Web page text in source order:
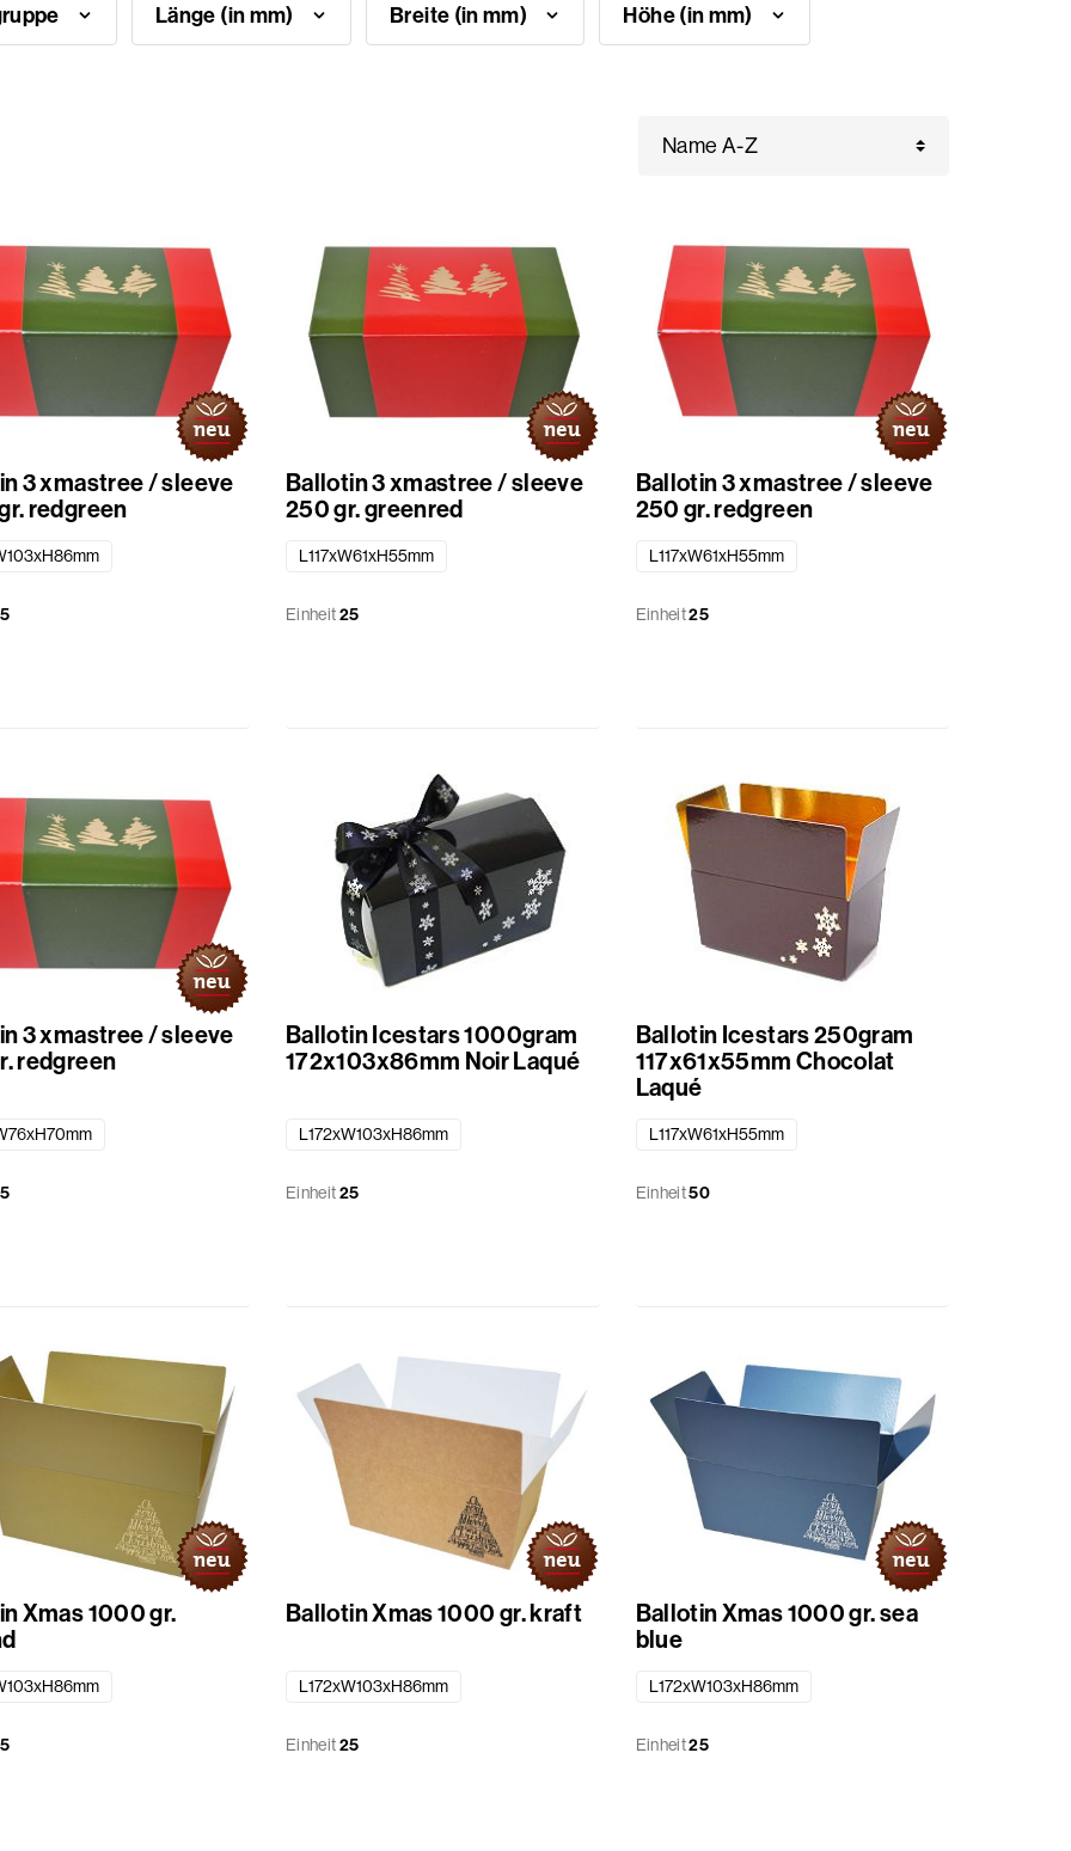
Länge (in mm) Breite (in mm) Höhe (in mm)
3 xmastree / sleeve
redgreen
Ballotin 3 xmastree / sleeve
250 gr. greenred
L117xW61xH55mm
Einheit25
Ballotin 3 xmastree / sleeve
250 gr. redgreen
L117xW61xH55mm
Einheit25
3 xmastree / sleeve
redgreen
Ballotin Icestars 1000gram
172x103x86mm Noir Laqué
L172xW103xH86mm
Einheit25
Ballotin Icestars 250gram
117x61x55mm Chocolat
Laqué
L117xW61xH55mm
Einheit50
Xmas 1000 gr.
Ballotin Xmas 1000 gr. kraft
L172xW103xH86mm
Einheit25
Ballotin Xmas 1000 gr. sea
blue
L172xW103xH86mm
Einheit25